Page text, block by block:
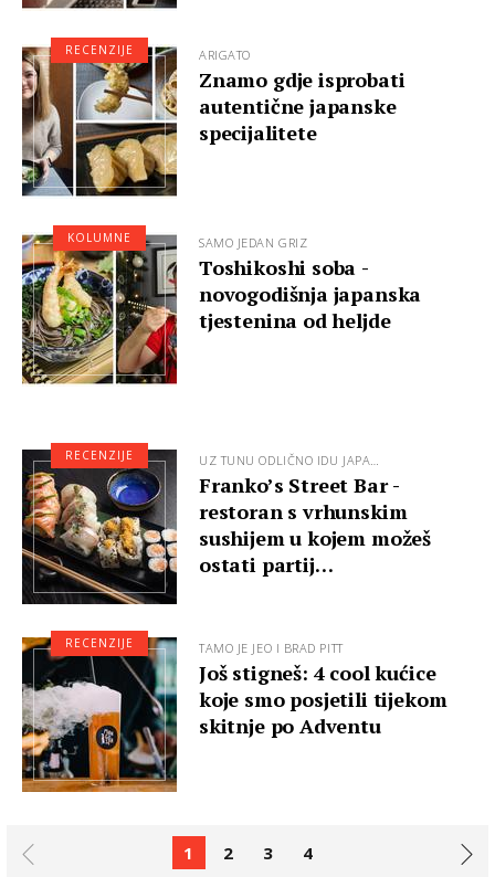
ARIGATO
Znamo gdje isprobati
autentične japanske
specijalitete
RECENZIJE
SAMO JEDAN GRIZ
Toshikoshi soba -
novogodišnja japanska
tjestenina od heljde
KOLUMNE
UZ TUNU ODLIČNO IDU JAPA…
Franko’s Street Bar -
restoran s vrhunskim
sushijem u kojem možeš
ostati partij…
RECENZIJE
TAMO JE JEO I BRAD PITT
Još stigneš: 4 cool kućice
koje smo posjetili tijekom
skitnje po Adventu
RECENZIJE
1 2 3 4